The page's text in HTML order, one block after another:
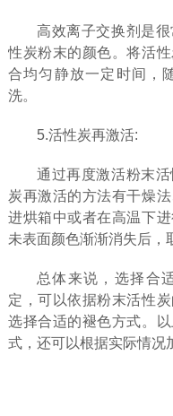
高效离子交换剂是
性炭粉末的颜色。将活
合均匀静放一定时间，
洗。
5.活性炭再激活:
通过再度激活粉末
炭再激活的方法有干燥
进烘箱中或者在高温下
未表面颜色渐渐消失后，
总体来说，选择合
定，可以依据粉末活性
选择合适的褪色方式。
式，还可以根据实际情况